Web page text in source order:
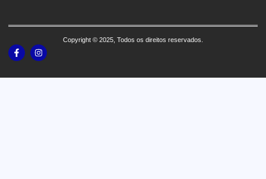
Copyright © 2025, Todos os direitos reservados.